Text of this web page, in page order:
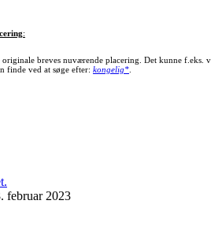
:
originale breves nuværende placering. Det kunne f.eks.
finde ved at søge efter: kongelig*.
februar 2023